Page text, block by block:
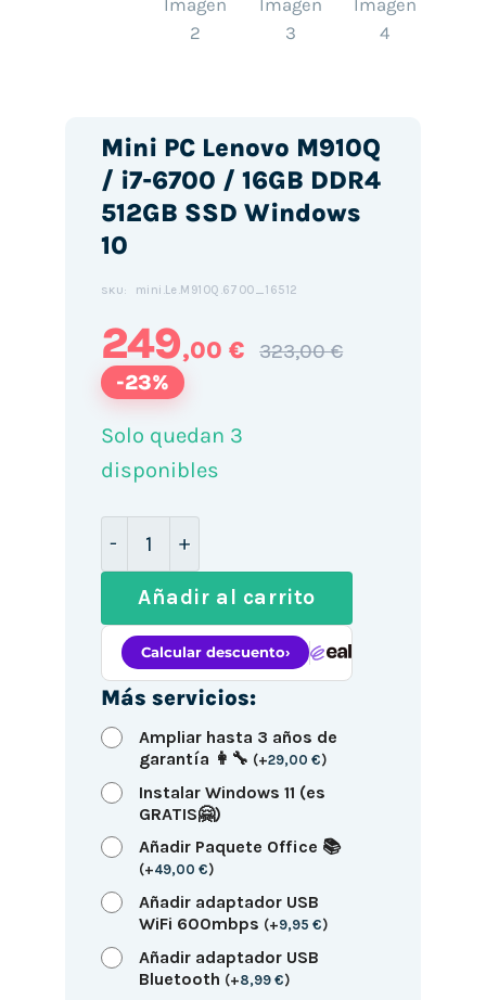
Mini PC Lenovo M910Q
/ i7-6700 / 16GB DDR4
512GB SSD Windows
10
SKU: mini.Le.M910Q.6700_16512
249,00 € 323,00 €
-23%
Solo quedan 3
disponibles
Añadir al carrito
Más servicios:
Ampliar hasta 3 años de
garantía 👩‍🔧 (+29,00 €)
Instalar Windows 11 (es
GRATIS🤗)
Añadir Paquete Office 📚
(+49,00 €)
Añadir adaptador USB
WiFi 600mbps (+9,95 €)
Añadir adaptador USB
Bluetooth (+8,99 €)